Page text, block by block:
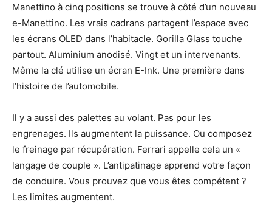
Manettino à cinq positions se trouve à côté d’un nouveau
e-Manettino. Les vrais cadrans partagent l’espace avec
les écrans OLED dans l’habitacle. Gorilla Glass touche
partout. Aluminium anodisé. Vingt et un intervenants.
Même la clé utilise un écran E-Ink. Une première dans
l’histoire de l’automobile.
Il y a aussi des palettes au volant. Pas pour les
engrenages. Ils augmentent la puissance. Ou composez
le freinage par récupération. Ferrari appelle cela un «
langage de couple ». L’antipatinage apprend votre façon
de conduire. Vous prouvez que vous êtes compétent ?
Les limites augmentent.